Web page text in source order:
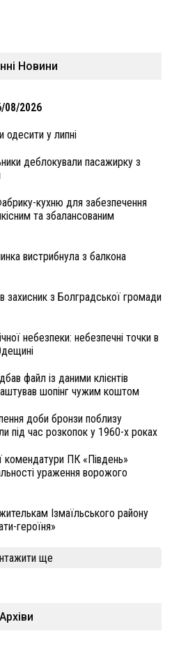
Новини
08/2026
одесити у липні
деблокували пасажирку з
кухню для забезпечення
та збалансованим
вистрибнула з балкона
захисник з Болградської громади
небезпеки: небезпечні точки в
файл із даними клієнтів
шопінг чужим коштом
доби бронзи поблизу
під час розкопок у 1960-х роках
комендатури ПК «Південь»
ураження ворожого
Ізмаїльського району
героїня»
ще
Архіви